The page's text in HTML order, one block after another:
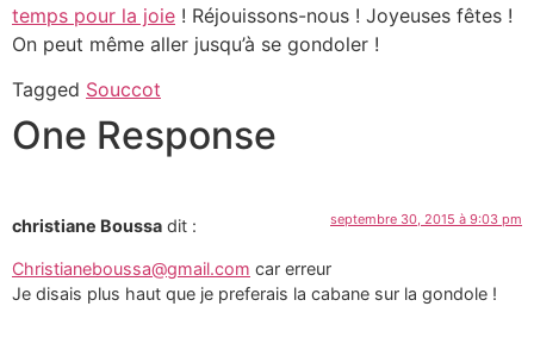
temps pour la joie ! Réjouissons-nous ! Joyeuses fêtes !
On peut même aller jusqu’à se gondoler !
Tagged Souccot
One Response
christiane Boussa dit : septembre 30, 2015 à 9:03 pm
Christianeboussa@gmail.com car erreur
Je disais plus haut que je preferais la cabane sur la gondole !